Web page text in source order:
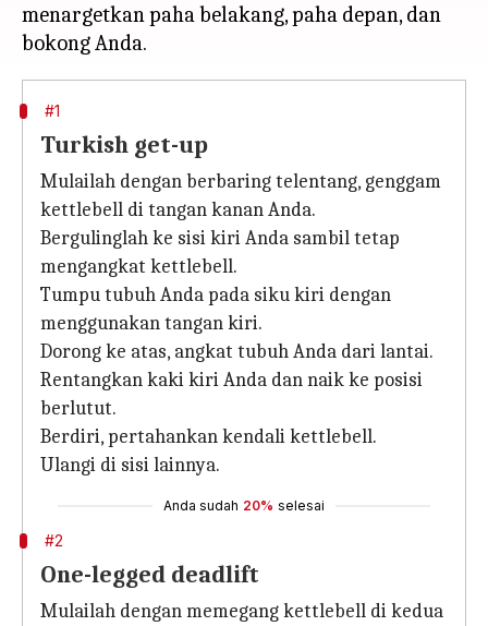
menargetkan paha belakang, paha depan, dan
#1
Turkish get-up
Mulailah dengan berbaring telentang, genggam
kettlebell di tangan kanan Anda.
Bergulinglah ke sisi kiri Anda sambil tetap
mengangkat kettlebell.
Tumpu tubuh Anda pada siku kiri dengan
menggunakan tangan kiri.
Dorong ke atas, angkat tubuh Anda dari lantai.
Rentangkan kaki kiri Anda dan naik ke posisi
berlutut.
Berdiri, pertahankan kendali kettlebell.
Ulangi di sisi lainnya.
Anda sudah 20% selesai
#2
One-legged deadlift
Mulailah dengan memegang kettlebell di kedua